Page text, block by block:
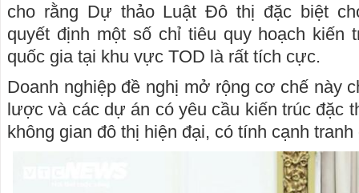
cho rằng Dự thảo Luật Đô thị đặc biệt
quyết định một số chỉ tiêu quy hoạch kiến
quốc gia tại khu vực TOD là rất tích cực.
Doanh nghiệp đề nghị mở rộng cơ chế này
lược và các dự án có yêu cầu kiến trúc đặc
không gian đô thị hiện đại, có tính cạnh tranh